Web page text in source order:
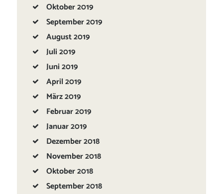
Oktober2019
September2019
August2019
Juli2019
Juni2019
April2019
März2019
Februar2019
Januar2019
Dezember2018
November2018
Oktober2018
September2018